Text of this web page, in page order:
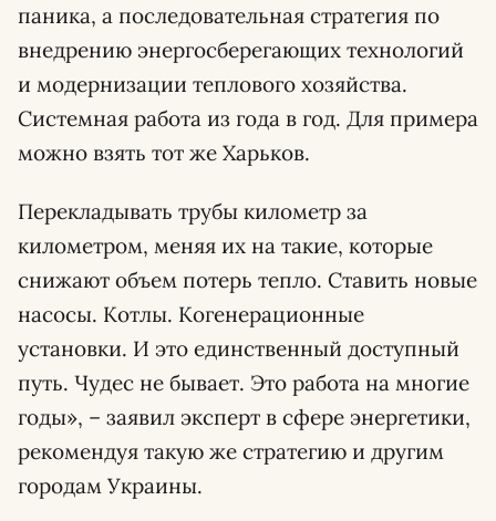
паника, а последовательная стратегия по
внедрению энергосберегающих технологий
и модернизации теплового хозяйства.
Системная работа из года в год. Для примера
можно взять тот же Харьков.
Перекладывать трубы километр за
километром, меняя их на такие, которые
снижают объем потерь тепло. Ставить новые
насосы. Котлы. Когенерационные
установки. И это единственный доступный
путь. Чудес не бывает. Это работа на многие
годы», – заявил эксперт в сфере энергетики,
рекомендуя такую же стратегию и другим
городам Украины.